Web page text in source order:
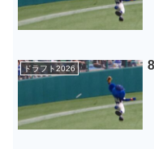
ドラフト2026